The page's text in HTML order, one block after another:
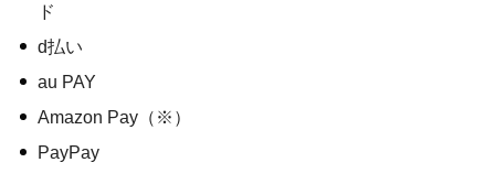
ド
d払い
au PAY
Amazon Pay（※）
PayPay